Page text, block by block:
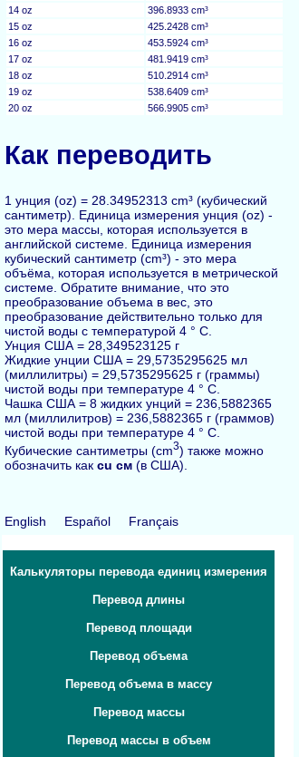
14 oz
396.8933 cm³
15 oz
425.2428 cm³
16 oz
453.5924 cm³
17 oz
481.9419 cm³
18 oz
510.2914 cm³
19 oz
538.6409 cm³
20 oz
566.9905 cm³
Как переводить
1 унция (oz) = 28.34952313 cm³ (кубический
сантиметр). Единица измерения унция (oz) -
это мера массы, которая используется в
английской системе. Единица измерения
кубический сантиметр (cm³) - это мера
объёма, которая используется в метрической
системе. Обратите внимание, что это
преобразование объема в вес, это
преобразование действительно только для
чистой воды с температурой 4 ° C.
Унция США = 28,349523125 г
Жидкие унции США = 29,5735295625 мл
(миллилитры) = 29,5735295625 г (граммы)
чистой воды при температуре 4 ° C.
Чашка США = 8 жидких унций = 236,5882365
мл (миллилитров) = 236,5882365 г (граммов)
чистой воды при температуре 4 ° C.
Кубические сантиметры (cm3) также можно
обозначить как cu см (в США).
English Español Français
Калькуляторы перевода единиц измерения
Перевод длины
Перевод площади
Перевод объема
Перевод объема в массу
Перевод массы
Перевод массы в объем